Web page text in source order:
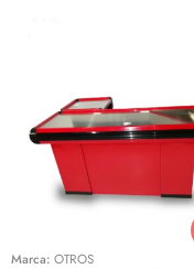
Marca: OTROS